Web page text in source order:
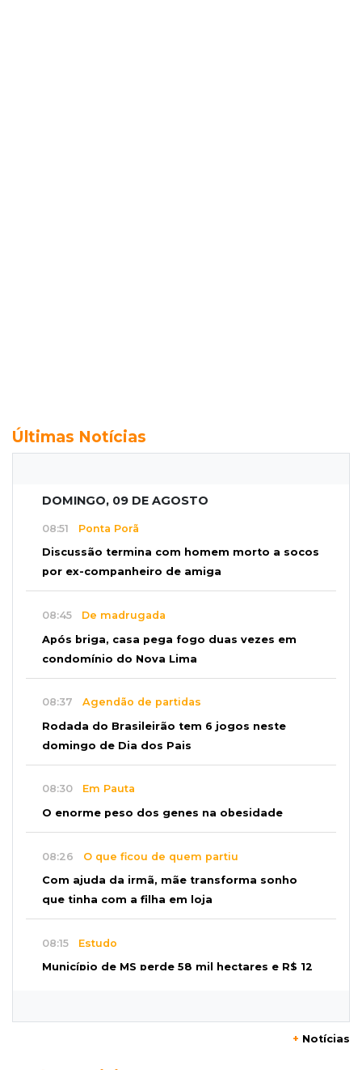
Últimas Notícias
DOMINGO, 09 DE AGOSTO
08:51 Ponta Porã
Discussão termina com homem morto a socos
por ex-companheiro de amiga
08:45 De madrugada
Após briga, casa pega fogo duas vezes em
condomínio do Nova Lima
08:37 Agendão de partidas
Rodada do Brasileirão tem 6 jogos neste
domingo de Dia dos Pais
08:30 Em Pauta
O enorme peso dos genes na obesidade
08:26 O que ficou de quem partiu
Com ajuda da irmã, mãe transforma sonho
que tinha com a filha em loja
08:15 Estudo
Município de MS perde 58 mil hectares e R$ 12
+ Notícias